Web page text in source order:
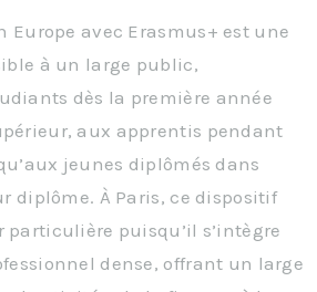
Europe avec Erasmus+ est une
à un large public,
dès la première année
aux apprentis pendant
jeunes diplômés dans
diplôme. À Paris, ce dispositif
puisqu’il s’intègre
dense, offrant un large